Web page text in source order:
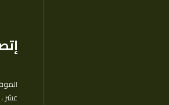
عشر ، block C.